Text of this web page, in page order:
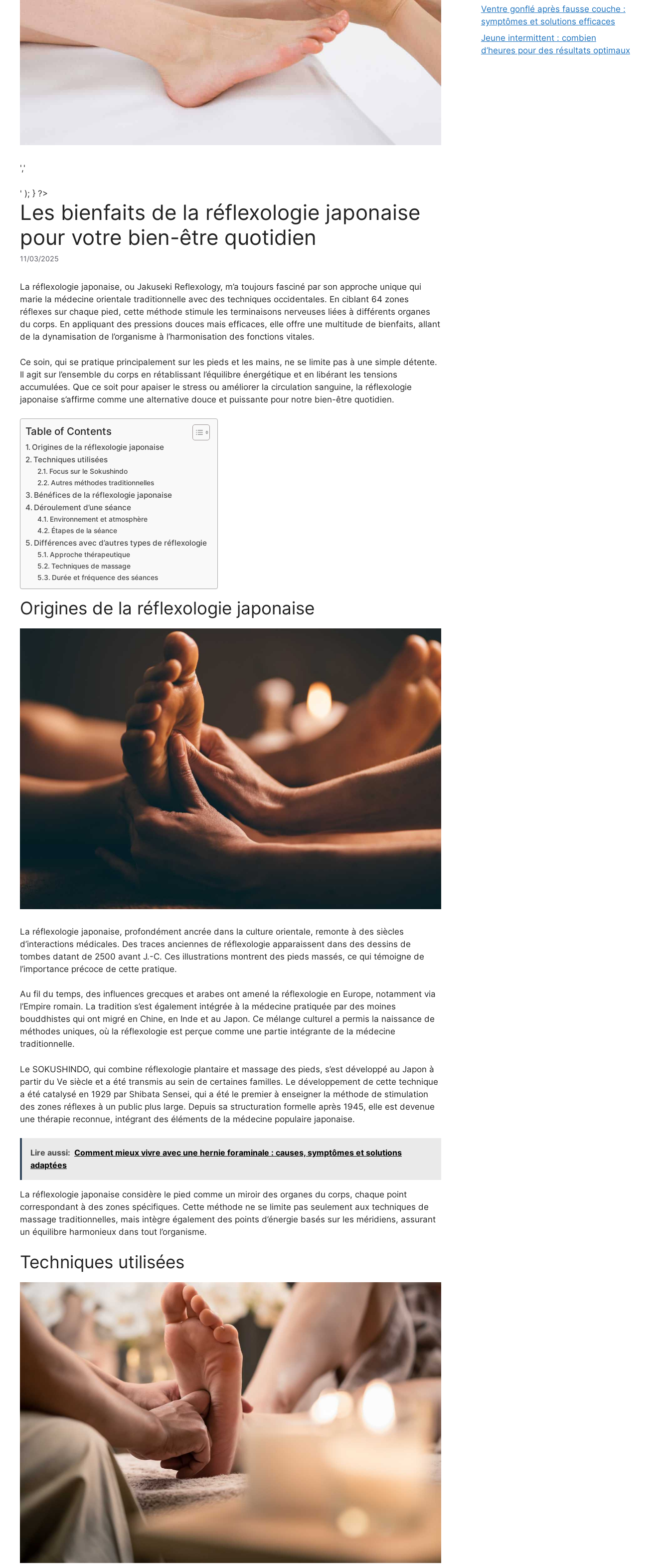
','
' ); } ?>
Les bienfaits de la réflexologie japonaise
pour votre bien-être quotidien
11/03/2025
La réflexologie japonaise, ou Jakuseki Reflexology, m’a toujours fasciné par son approche unique qui
marie la médecine orientale traditionnelle avec des techniques occidentales. En ciblant 64 zones
réflexes sur chaque pied, cette méthode stimule les terminaisons nerveuses liées à différents organes
du corps. En appliquant des pressions douces mais efficaces, elle offre une multitude de bienfaits, allant
de la dynamisation de l’organisme à l’harmonisation des fonctions vitales.
Ce soin, qui se pratique principalement sur les pieds et les mains, ne se limite pas à une simple détente.
Il agit sur l’ensemble du corps en rétablissant l’équilibre énergétique et en libérant les tensions
accumulées. Que ce soit pour apaiser le stress ou améliorer la circulation sanguine, la réflexologie
japonaise s’affirme comme une alternative douce et puissante pour notre bien-être quotidien.
Table of Contents
Origines de la réflexologie japonaise
Techniques utilisées
Focus sur le Sokushindo
Autres méthodes traditionnelles
Bénéfices de la réflexologie japonaise
Déroulement d’une séance
Environnement et atmosphère
Étapes de la séance
Différences avec d’autres types de réflexologie
Approche thérapeutique
Techniques de massage
Durée et fréquence des séances
Origines de la réflexologie japonaise
La réflexologie japonaise, profondément ancrée dans la culture orientale, remonte à des siècles
d’interactions médicales. Des traces anciennes de réflexologie apparaissent dans des dessins de
tombes datant de 2500 avant J.-C. Ces illustrations montrent des pieds massés, ce qui témoigne de
l’importance précoce de cette pratique.
Au fil du temps, des influences grecques et arabes ont amené la réflexologie en Europe, notamment via
l’Empire romain. La tradition s’est également intégrée à la médecine pratiquée par des moines
bouddhistes qui ont migré en Chine, en Inde et au Japon. Ce mélange culturel a permis la naissance de
méthodes uniques, où la réflexologie est perçue comme une partie intégrante de la médecine
traditionnelle.
Le SOKUSHINDO, qui combine réflexologie plantaire et massage des pieds, s’est développé au Japon à
partir du Ve siècle et a été transmis au sein de certaines familles. Le développement de cette technique
a été catalysé en 1929 par Shibata Sensei, qui a été le premier à enseigner la méthode de stimulation
des zones réflexes à un public plus large. Depuis sa structuration formelle après 1945, elle est devenue
une thérapie reconnue, intégrant des éléments de la médecine populaire japonaise.
Lire aussi: Comment mieux vivre avec une hernie foraminale : causes, symptômes et solutions
adaptées
La réflexologie japonaise considère le pied comme un miroir des organes du corps, chaque point
correspondant à des zones spécifiques. Cette méthode ne se limite pas seulement aux techniques de
massage traditionnelles, mais intègre également des points d’énergie basés sur les méridiens, assurant
un équilibre harmonieux dans tout l’organisme.
Techniques utilisées
Ventre gonflé après fausse couche :
symptômes et solutions efficaces
Jeune intermittent : combien
d’heures pour des résultats optimaux